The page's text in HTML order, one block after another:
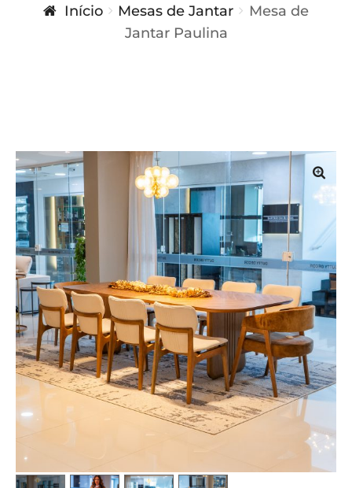
Início Mesas de Jantar
Mesa de
Jantar Paulina